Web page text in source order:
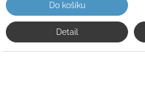
Do košíku
Detail